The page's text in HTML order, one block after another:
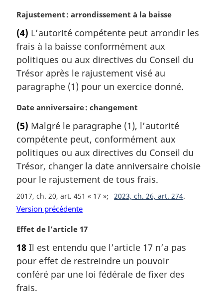
l
:
N
t
e
m
a
r
g
n
a
e
:
Rajustement : arrondissement à la baisse
(4) L’autorité compétente peut arrondir les
frais à la baisse conformément aux
politiques ou aux directives du Conseil du
Trésor après le rajustement visé au
paragraphe (1) pour un exercice donné.
N
t
e
m
a
g
i
n
l
:
Date anniversaire : changement
(5) Malgré le paragraphe (1), l’autorité
compétente peut, conformément aux
politiques ou aux directives du Conseil du
Trésor, changer la date anniversaire choisie
pour le rajustement de tous frais.
2017, ch. 20, art. 451 « 17 » 2023, ch. 26, art. 274
Version précédente
N
t
e
m
a
Effet de l’article 17
18 Il est entendu que l’article 17 n’a pas
pour effet de restreindre un pouvoir
conféré par une loi fédérale de fixer des
frais.